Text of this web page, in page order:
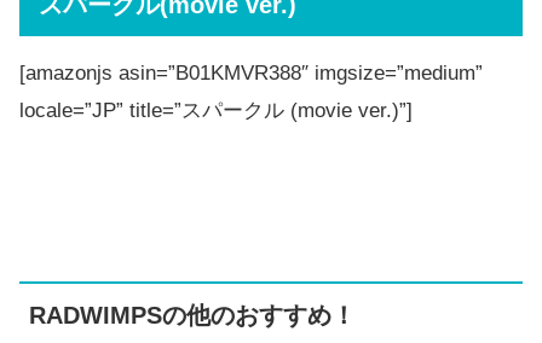
[amazonjs asin=”B01KMVR388″ imgsize=”medium”
locale=”JP” title=”スパークル (movie ver.)”]
RADWIMPSの他のおすすめ！